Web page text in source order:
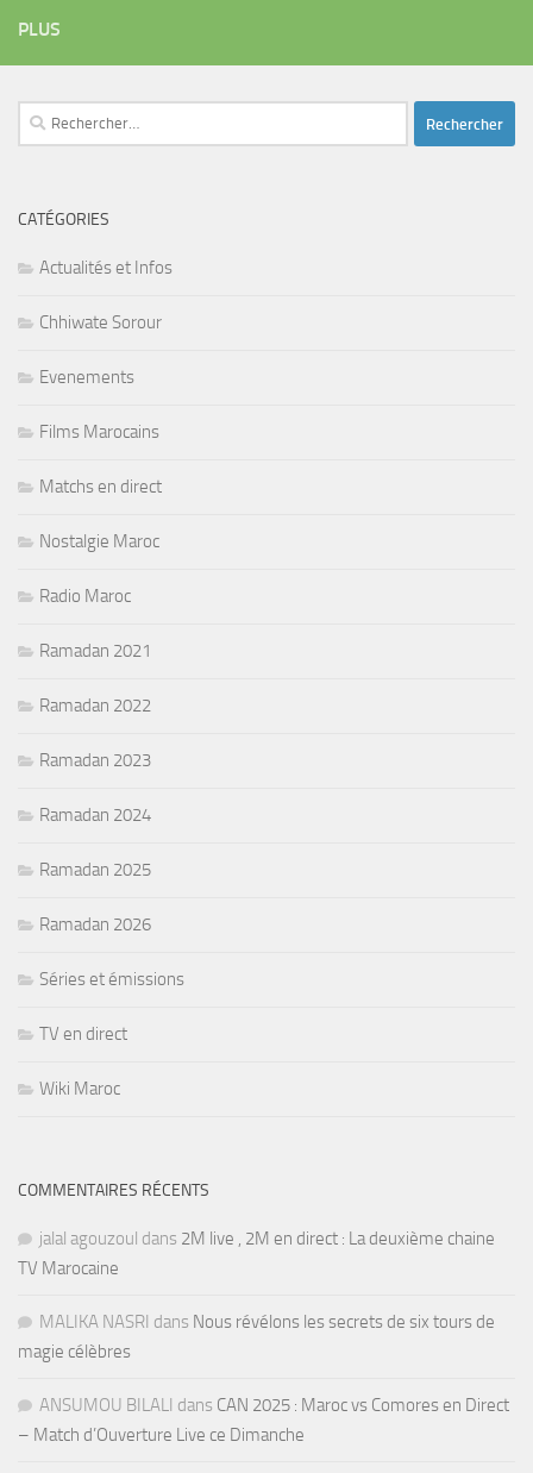
PLUS
Rechercher :
CATÉGORIES
Actualités et Infos
Chhiwate Sorour
Evenements
Films Marocains
Matchs en direct
Nostalgie Maroc
Radio Maroc
Ramadan 2021
Ramadan 2022
Ramadan 2023
Ramadan 2024
Ramadan 2025
Ramadan 2026
Séries et émissions
TV en direct
Wiki Maroc
COMMENTAIRES RÉCENTS
jalal agouzoul dans 2M live , 2M en direct : La deuxième chaine
TV Marocaine
MALIKA NASRI dans Nous révélons les secrets de six tours de
magie célèbres
ANSUMOU BILALI dans CAN 2025 : Maroc vs Comores en Direct
– Match d’Ouverture Live ce Dimanche